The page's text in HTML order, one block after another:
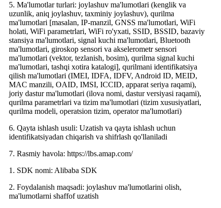
5. Ma'lumotlar turlari: joylashuv ma'lumotlari (kenglik va
uzunlik, aniq joylashuv, taxminiy joylashuv), qurilma
ma'lumotlari [masalan, IP-manzil, GNSS ma'lumotlari, WiFi
holati, WiFi parametrlari, WiFi ro'yxati, SSID, BSSID, bazaviy
stansiya ma'lumotlari, signal kuchi ma'lumotlari, Bluetooth
ma'lumotlari, giroskop sensori va akselerometr sensori
ma'lumotlari (vektor, tezlanish, bosim), qurilma signal kuchi
ma'lumotlari, tashqi xotira katalogi], qurilmani identifikatsiya
qilish ma'lumotlari (IMEI, IDFA, IDFV, Android ID, MEID,
MAC manzili, OAID, IMSI, ICCID, apparat seriya raqami),
joriy dastur ma'lumotlari (ilova nomi, dastur versiyasi raqami),
qurilma parametrlari va tizim ma'lumotlari (tizim xususiyatlari,
qurilma modeli, operatsion tizim, operator ma'lumotlari)
6. Qayta ishlash usuli: Uzatish va qayta ishlash uchun
identifikatsiyadan chiqarish va shifrlash qo'llaniladi
7. Rasmiy havola: https://lbs.amap.com/
1. SDK nomi: Alibaba SDK
2. Foydalanish maqsadi: joylashuv ma'lumotlarini olish,
ma'lumotlarni shaffof uzatish